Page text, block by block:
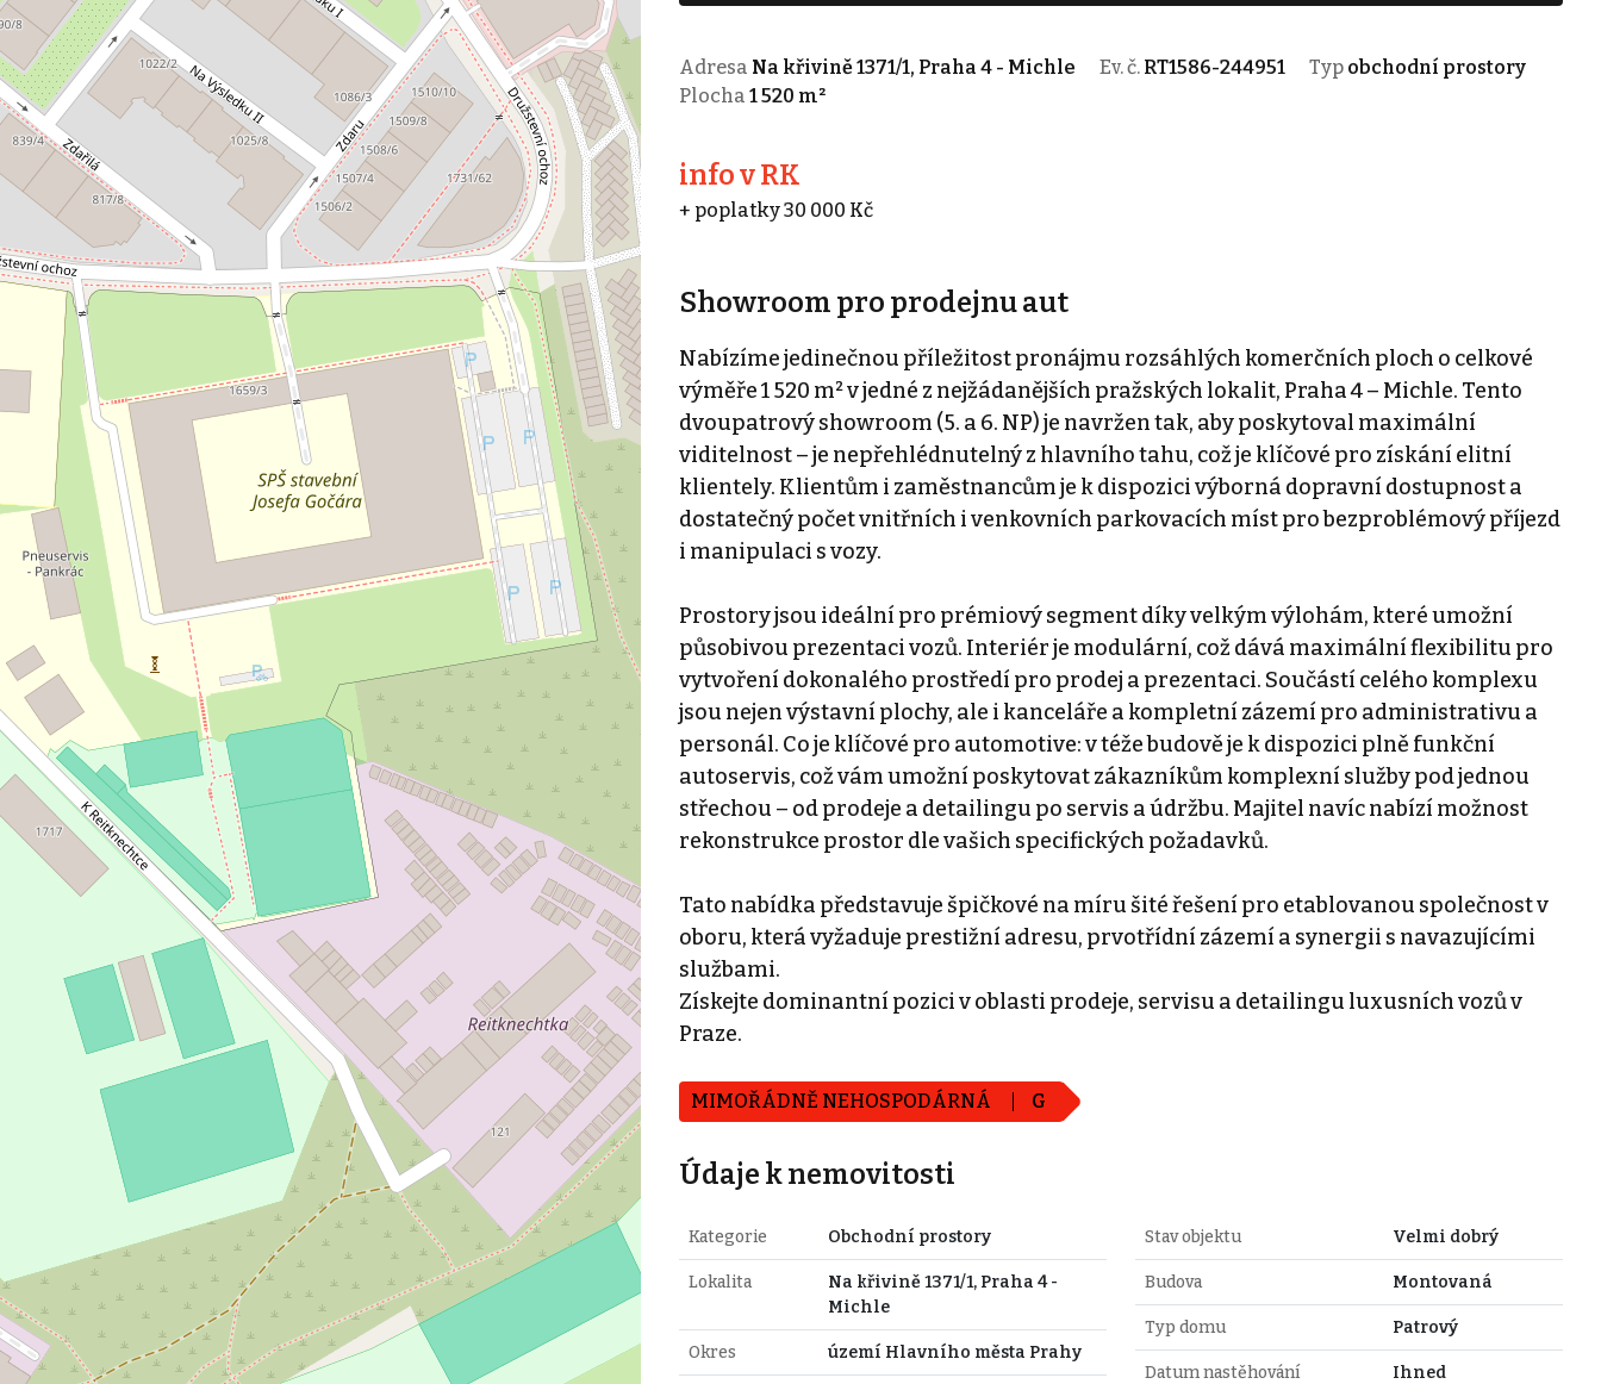
Adresa Na křivině 1371/1, Praha 4 - Michle Ev. č. RT1586-244951 Typ obchodní prostory
Plocha 1 520 m²
info v RK
+ poplatky 30 000 Kč
Showroom pro prodejnu aut
Nabízíme jedinečnou příležitost pronájmu rozsáhlých komerčních ploch o celkové
výměře 1 520 m² v jedné z nejžádanějších pražských lokalit, Praha 4 – Michle. Tento
dvoupatrový showroom (5. a 6. NP) je navržen tak, aby poskytoval maximální
viditelnost – je nepřehlédnutelný z hlavního tahu, což je klíčové pro získání elitní
klientely. Klientům i zaměstnancům je k dispozici výborná dopravní dostupnost a
dostatečný počet vnitřních i venkovních parkovacích míst pro bezproblémový příjezd
i manipulaci s vozy.
Prostory jsou ideální pro prémiový segment díky velkým výlohám, které umožní
působivou prezentaci vozů. Interiér je modulární, což dává maximální flexibilitu pro
vytvoření dokonalého prostředí pro prodej a prezentaci. Součástí celého komplexu
jsou nejen výstavní plochy, ale i kanceláře a kompletní zázemí pro administrativu a
personál. Co je klíčové pro automotive: v téže budově je k dispozici plně funkční
autoservis, což vám umožní poskytovat zákazníkům komplexní služby pod jednou
střechou – od prodeje a detailingu po servis a údržbu. Majitel navíc nabízí možnost
rekonstrukce prostor dle vašich specifických požadavků.
Tato nabídka představuje špičkové na míru šité řešení pro etablovanou společnost v
oboru, která vyžaduje prestižní adresu, prvotřídní zázemí a synergii s navazujícími
službami.
Získejte dominantní pozici v oblasti prodeje, servisu a detailingu luxusních vozů v
Praze.
MIMOŘÁDNĚ NEHOSPODÁRNÁ G
Údaje k nemovitosti
Kategorie Obchodní prostory
Lokalita
Na křivině 1371/1, Praha 4 -
Michle
Okres území Hlavního města Prahy
Stav objektu Velmi dobrý
Budova Montovaná
Typ domu Patrový
Datum nastěhování Ihned